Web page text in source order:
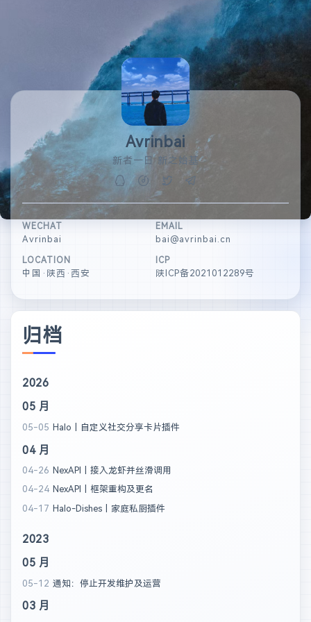
Avrinbai
新者一日 新之始基
WECHAT
Avrinbai
LOCATION
中国·陕西·西安
EMAIL
bai@avrinbai.cn
ICP
陕ICP备2021012289号
归档
2026
05 月
05-05 Halo丨自定义社交分享卡片插件
04 月
04-26 NexAPI丨接入龙虾并丝滑调用
04-24 NexAPI丨框架重构及更名
04-17 Halo-Dishes丨家庭私厨插件
2023
05 月
05-12 通知：停止开发维护及运营
03 月